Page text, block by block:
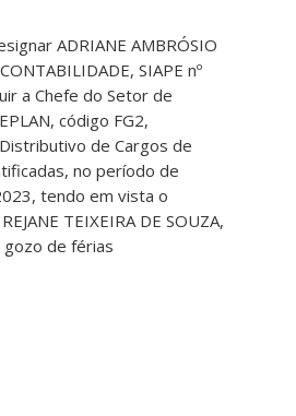
ADRIANE AMBRÓSIO
SIAPE nº
a Chefe do Setor de
código FG2,
de Cargos de
no período de
tendo em vista o
TEIXEIRA DE SOUZA,
gozo de férias